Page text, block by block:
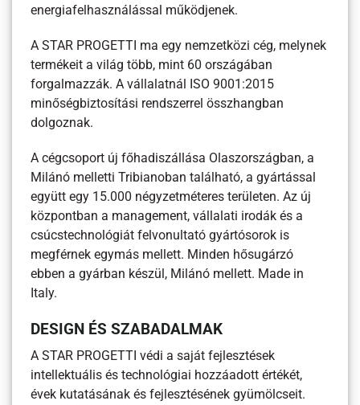
energiafelhasználással működjenek.
A STAR PROGETTI ma egy nemzetközi cég, melynek
termékeit a világ több, mint 60 országában
forgalmazzák. A vállalatnál ISO 9001:2015
minőségbiztosítási rendszerrel összhangban
dolgoznak.
A cégcsoport új főhadiszállása Olaszországban, a
Milánó melletti Tribianoban található, a gyártással
együtt egy 15.000 négyzetméteres területen. Az új
központban a management, vállalati irodák és a
csúcstechnológiát felvonultató gyártósorok is
megférnek egymás mellett. Minden hősugárzó
ebben a gyárban készül, Milánó mellett. Made in
Italy.
DESIGN ÉS SZABADALMAK
A STAR PROGETTI védi a saját fejlesztések
intellektuális és technológiai hozzáadott értékét,
évek kutatásának és fejlesztésének gyümölcseit.